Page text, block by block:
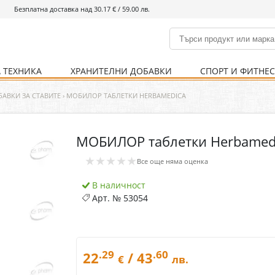
Безплатна доставка над 30.17 € / 59.00 лв.
% Хранителни добавки % Спорт и фитнес
Болно гърло Ваксини
Кости и стави Нервна система
Храносмилателна
Хомеопатия
Инхалатори Термометри
ХРАНИТЕЛНИ ДОБАВКИ
Кости и стави Нервна система
СПОРТ И ФИТНЕС
Храни и напитки Уреди и аксесоари
Детска козметика Козметика за мъже
Уреди Хранене
Хигиена на тялото Предпазни стредства
ЗА СТАВИТЕ› МОБИЛОР ТАБЛЕТКИ HERBAMEDICA
МОБИЛОР таблетки
★★★★★ Все още няма оценка
В наличност
Арт. № 53054
22.29 € / 43.60 лв.